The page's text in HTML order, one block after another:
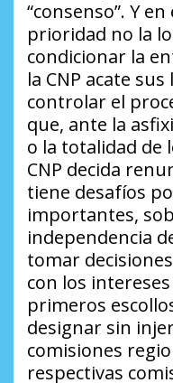
“consenso”. Y
prioridad no la
condicionar la
la CNP acate
controlar el
que, ante la
o la totalidad de
CNP decida
tiene desafíos
importantes,
independencia
tomar
con los
primeros
designar sin
comisiones
respectivas